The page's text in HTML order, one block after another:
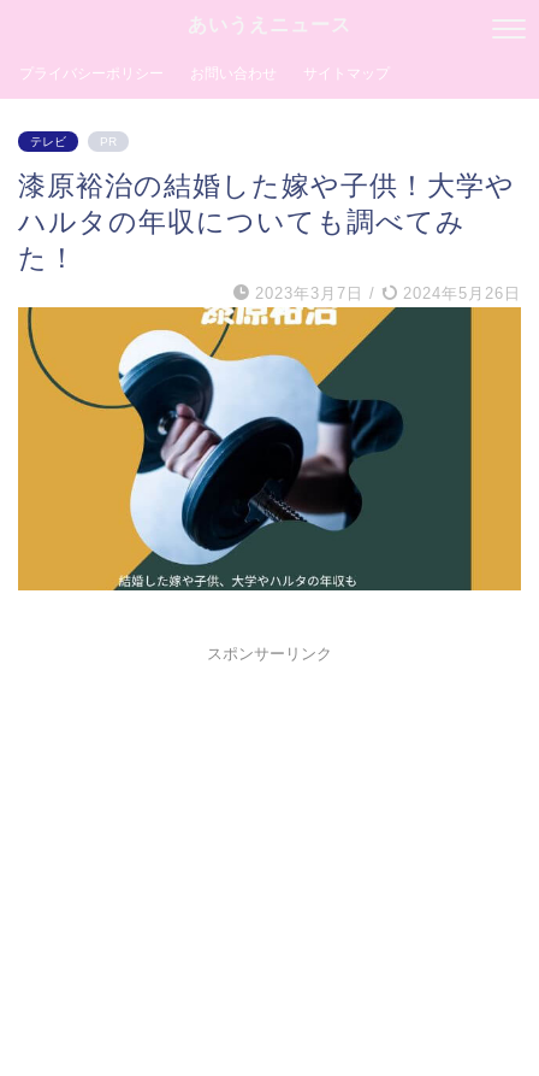
あいうえニュース
プライバシーポリシー お問い合わせ サイトマップ
テレビ PR
漆原裕治の結婚した嫁や子供！大学や
ハルタの年収についても調べてみ
た！
2023年3月7日 / 2024年5月26日
スポンサーリンク